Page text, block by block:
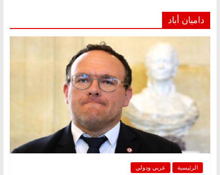
داميان أباد
الرئيسية عربي ودولي